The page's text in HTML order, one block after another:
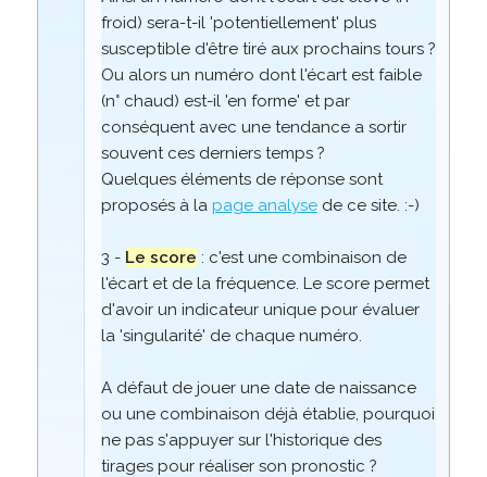
froid) sera-t-il 'potentiellement' plus
susceptible d'être tiré aux prochains tours ?
Ou alors un numéro dont l'écart est faible
(n° chaud) est-il 'en forme' et par
conséquent avec une tendance a sortir
souvent ces derniers temps ?
Quelques éléments de réponse sont
proposés à la page analysede ce site. :-)
3 - Le score : c'est une combinaison de
l'écart et de la fréquence. Le score permet
d'avoir un indicateur unique pour évaluer
la 'singularité' de chaque numéro.
A défaut de jouer une date de naissance
ou une combinaison déjà établie, pourquoi
ne pas s'appuyer sur l'historique des
tirages pour réaliser son pronostic ?